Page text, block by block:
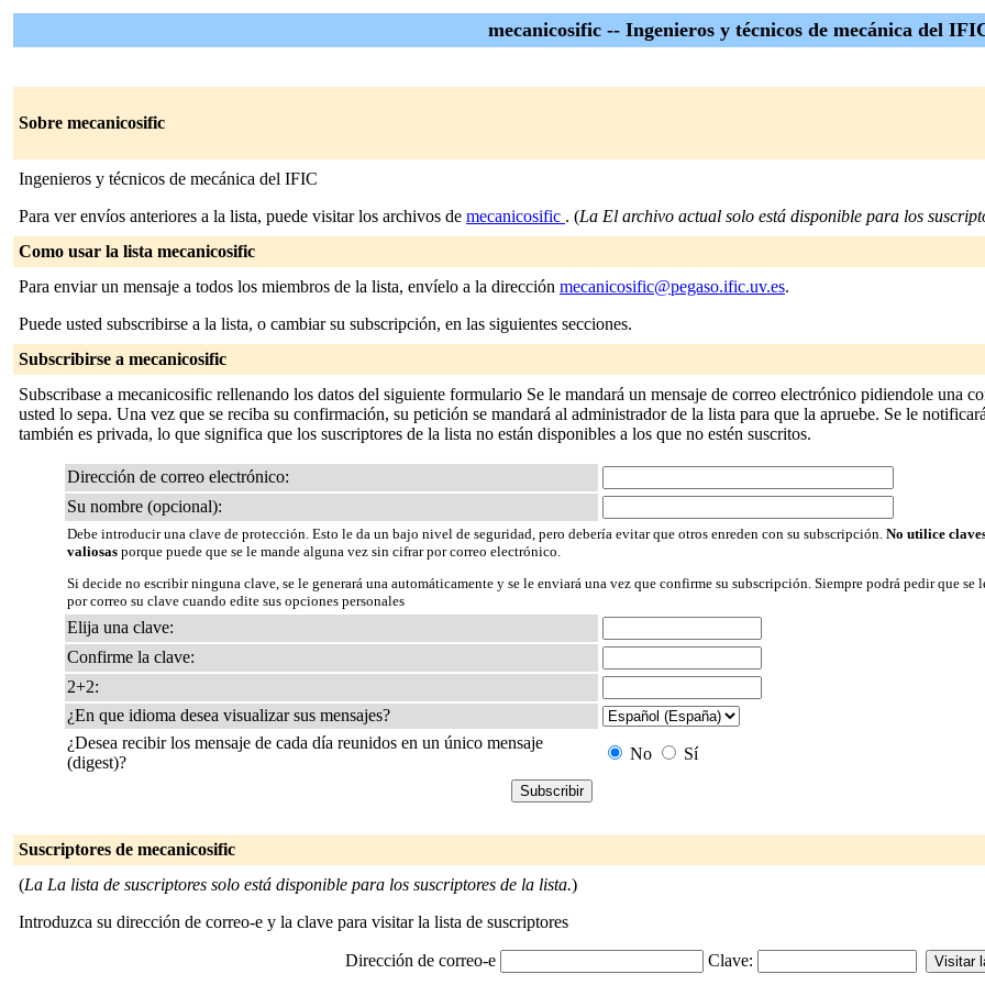
mecanicosific -- Ingenieros y técnicos de mecánica del
Sobre mecanicosific
Ingenieros y técnicos de mecánica del IFIC
Para ver envíos anteriores a la lista, puede visitar los archivos de mecanicosific . (La El archivo actual solo está disponible para los
Como usar la lista mecanicosific
Para enviar un mensaje a todos los miembros de la lista, envíelo a la dirección mecanicosific@pegaso.ific.uv.es.
Puede usted subscribirse a la lista, o cambiar su subscripción, en las siguientes secciones.
Subscribirse a mecanicosific
Subscribase a mecanicosific rellenando los datos del siguiente formulario Se le mandará un mensaje de correo electrónico pidiendole una
usted lo sepa. Una vez que se reciba su confirmación, su petición se mandará al administrador de la lista para que la apruebe. Se le
también es privada, lo que significa que los suscriptores de la lista no están disponibles a los que no estén suscritos.
Dirección de correo electrónico:
Su nombre (opcional):
Debe introducir una clave de protección. Esto le da un bajo nivel de seguridad, pero debería evitar que otros enreden con su subscripción. No utilice
valiosas porque puede que se le mande alguna vez sin cifrar por correo electrónico.
Si decide no escribir ninguna clave, se le generará una automáticamente y se le enviará una vez que confirme su subscripción. Siempre podrá pedir que se
por correo su clave cuando edite sus opciones personales
Elija una clave:
Confirme la clave:
2+2:
¿En que idioma desea visualizar sus mensajes?
¿Desea recibir los mensaje de cada día reunidos en un único mensaje
(digest)?
No Sí
Suscriptores de mecanicosific
(La La lista de suscriptores solo está disponible para los suscriptores de la lista.)
Introduzca su dirección de correo-e y la clave para visitar la lista de suscriptores
Dirección de correo-e Clave: